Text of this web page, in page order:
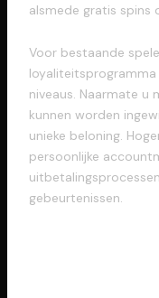
alsmede gratis spins
Voor bestaande
niveaus. Naarmate u
kunnen worden
unieke beloning.
persoonlijke
gebeurtenissen.